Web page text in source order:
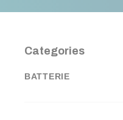
Categories
BATTERIE